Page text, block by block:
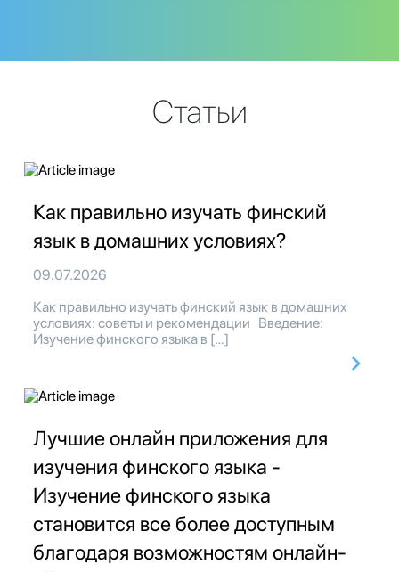
Статьи
Как правильно изучать финский
язык в домашних условиях?
09.07.2026
Как правильно изучать финский язык в домашних
условиях: советы и рекомендации Введение:
Изучение финского языка в […]
Лучшие онлайн приложения для
изучения финского языка -
Изучение финского языка
становится все более доступным
благодаря возможностям онлайн-